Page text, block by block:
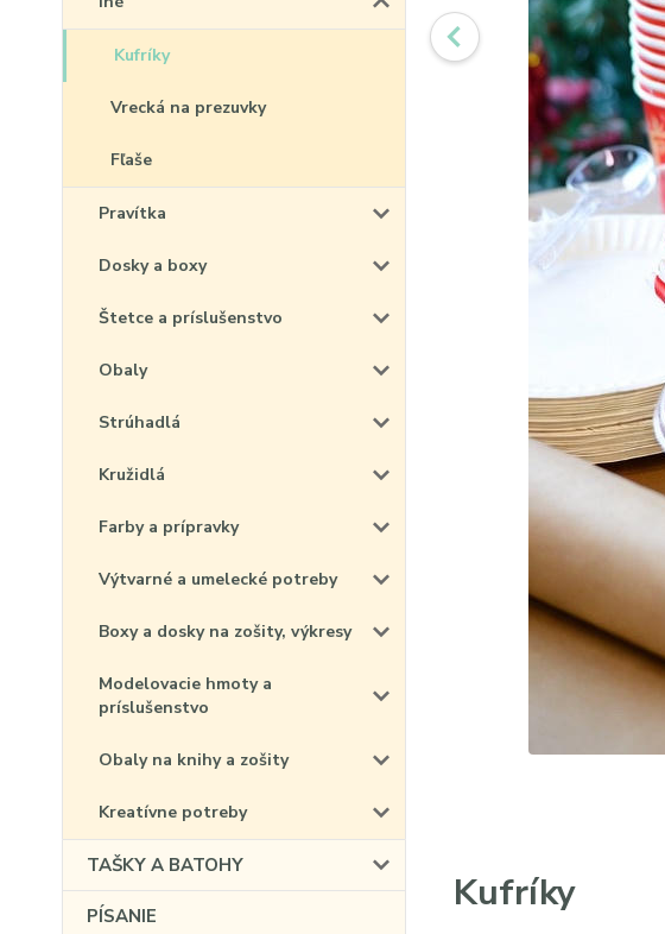
Kufríky
Vrecká na prezuvky
Fľaše
Pravítka
Dosky a boxy
Štetce a príslušenstvo
Obaly
Strúhadlá
Kružidlá
Farby a prípravky
Výtvarné a umelecké potreby
Boxy a dosky na zošity, výkresy
Modelovacie hmoty a
príslušenstvo
Obaly na knihy a zošity
Kreatívne potreby
TAŠKY A BATOHY
PÍSANIE Kufríky